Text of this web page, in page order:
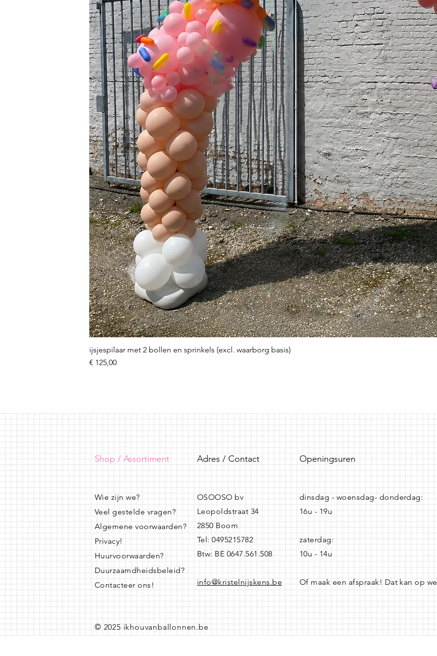
ijsjespilaar met 2 bollen en sprinkels (excl. waarborg basis)
Prijs
€ 125,00
Shop / Assortiment Adres / Contact Openingsuren
Wie zijn we?
Veel gestelde vragen?
Algemene voorwaarden?
Privacy!
Huurvoorwaarden?
Duurzaamdheidsbeleid?
Contacteer ons!
OSOOSO bv
Leopoldstraat 34
2850 Boom
Tel: 0495215782
Btw: BE 0647.561.508
info@kristelnijskens.be
dinsdag - woensdag- donderdag:
16u - 19u
zaterdag:
10u - 14u
Of maak een afspraak! Dat kan op
© 2025 ikhouvanballonnen.be